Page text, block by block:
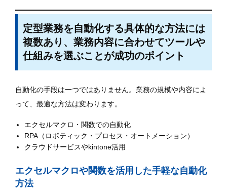
定型業務を自動化する具体的な方法には
複数あり、業務内容に合わせてツールや
仕組みを選ぶことが成功のポイント
自動化の手段は一つではありません。業務の規模や内容によ
って、最適な方法は変わります。
エクセルマクロ・関数での自動化
RPA（ロボティック・プロセス・オートメーション）
クラウドサービスやkintone活用
エクセルマクロや関数を活用した手軽な自動化
方法